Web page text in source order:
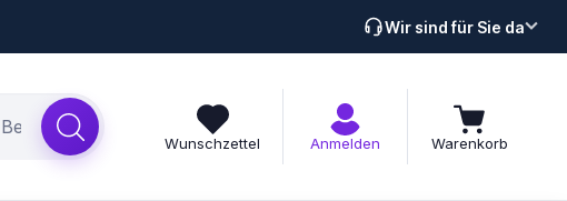
Wir sind für Sie da
Wunschzettel Anmelden Warenkorb